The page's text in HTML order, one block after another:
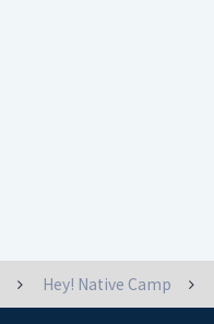
Hey! Native Camp